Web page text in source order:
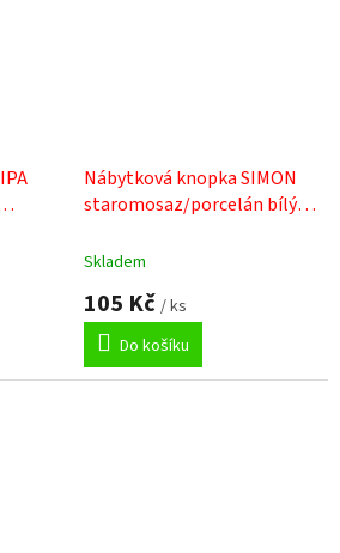
Nábytková knopka SIMON
staromosaz/porcelán bílý s
Skladem
105 Kč / ks
Do košíku